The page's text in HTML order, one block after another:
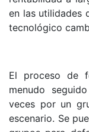
en las utilidades
tecnológico
El proceso de
menudo
veces por un
escenario. Se